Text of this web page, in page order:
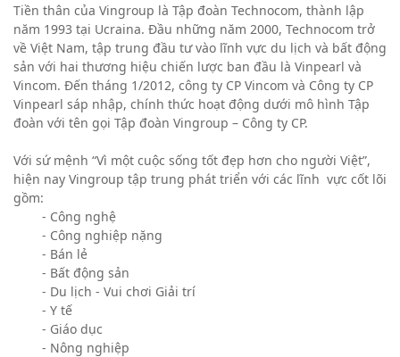
Tiền thân của Vingroup là Tập đoàn Technocom, thành lập
năm 1993 tại Ucraina. Đầu những năm 2000, Technocom trở
về Việt Nam, tập trung đầu tư vào lĩnh vực du lịch và bất động
sản với hai thương hiệu chiến lược ban đầu là Vinpearl và
Vincom. Đến tháng 1/2012, công ty CP Vincom và Công ty CP
Vinpearl sáp nhập, chính thức hoạt động dưới mô hình Tập
đoàn với tên gọi Tập đoàn Vingroup – Công ty CP.
Với sứ mệnh “Vì một cuộc sống tốt đẹp hơn cho người Việt”,
hiện nay Vingroup tập trung phát triển với các lĩnh vực cốt lõi
gồm:
- Công nghệ
- Công nghiệp nặng
- Bán lẻ
- Bất động sản
- Du lịch - Vui chơi Giải trí
- Y tế
- Giáo dục
- Nông nghiệp